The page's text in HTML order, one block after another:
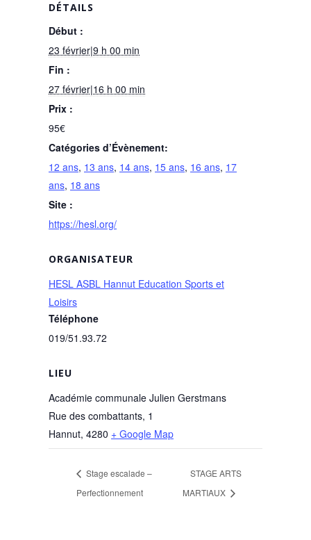
DÉTAILS
Début :
23 février|9 h 00 min
Fin :
27 février|16 h 00 min
Prix :
95€
Catégories d’Évènement:
12 ans, 13 ans, 14 ans, 15 ans, 16 ans, 17
ans, 18 ans
Site :
https://hesl.org/
LIEU
Académie communale Julien Gerstmans
Rue des combattants, 1
Hannut, 4280 + Google Map
ORGANISATEUR
HESL ASBL Hannut Education Sports et
Loisirs
Téléphone
019/51.93.72
Stage escalade –
Perfectionnement
STAGE ARTS
MARTIAUX